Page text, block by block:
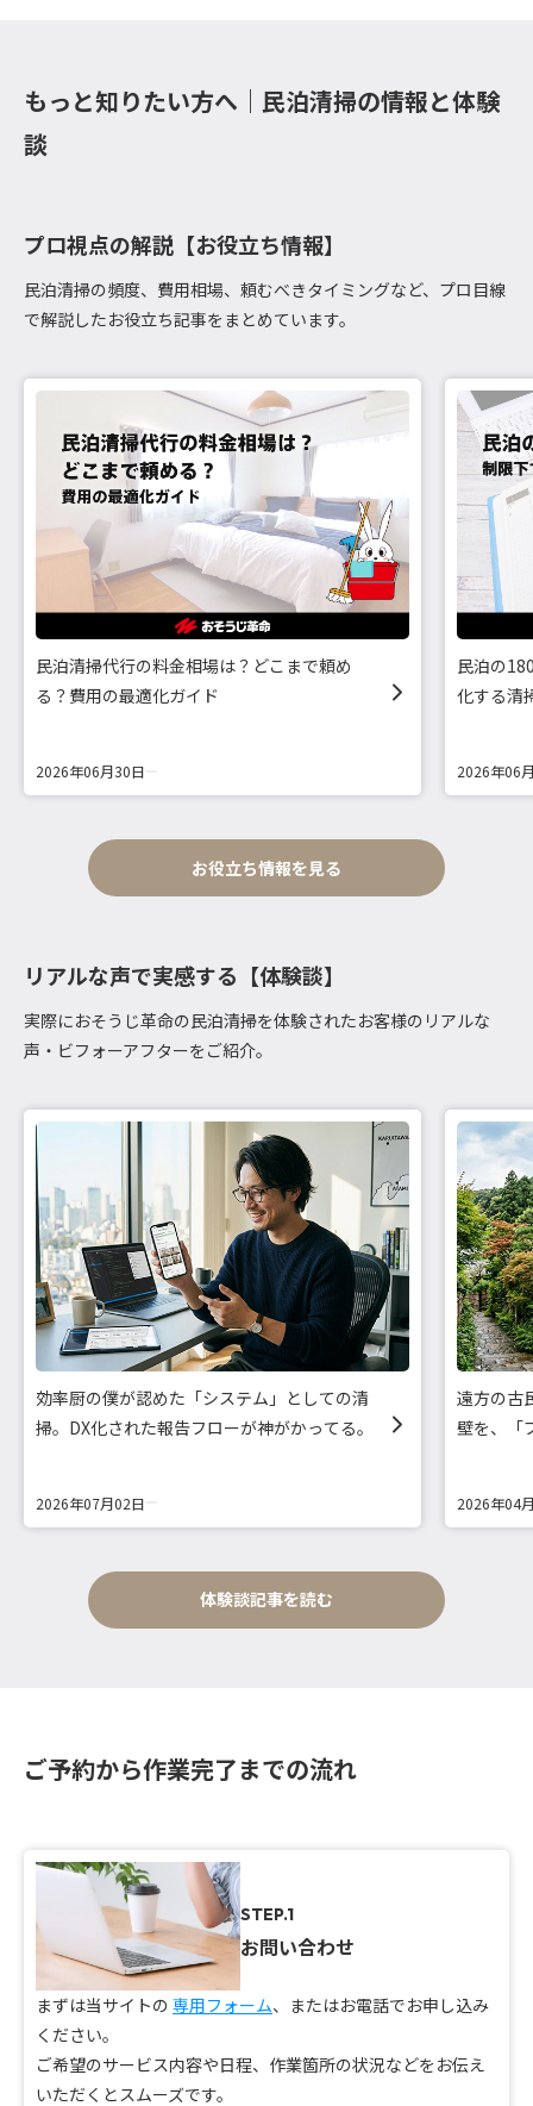
もっと知りたい方へ｜民泊清掃の情報と体験
談
プロ視点の解説【お役立ち情報】
民泊清掃の頻度、費用相場、頼むべきタイミングなど、プロ目線
で解説したお役立ち記事をまとめています。
民泊清掃代行の料金相場は？どこまで頼め
る？費用の最適化ガイド
2026年06月30日
民泊の
化する清
2026年06
お役立ち情報を見る
リアルな声で実感する【体験談】
実際におそうじ革命の民泊清掃を体験されたお客様のリアルな
声・ビフォーアフターをご紹介。
効率厨の僕が認めた「システム」としての清
掃。DX化された報告フローが神がかってる。
2026年07月02日
遠方の古
壁を、「
2026年04
体験談記事を読む
ご予約から作業完了までの流れ
STEP.1
お問い合わせ
まずは当サイトの 専用フォーム、またはお電話でお申し込み
ください。
ご希望のサービス内容や日程、作業箇所の状況などをお伝え
いただくとスムーズです。